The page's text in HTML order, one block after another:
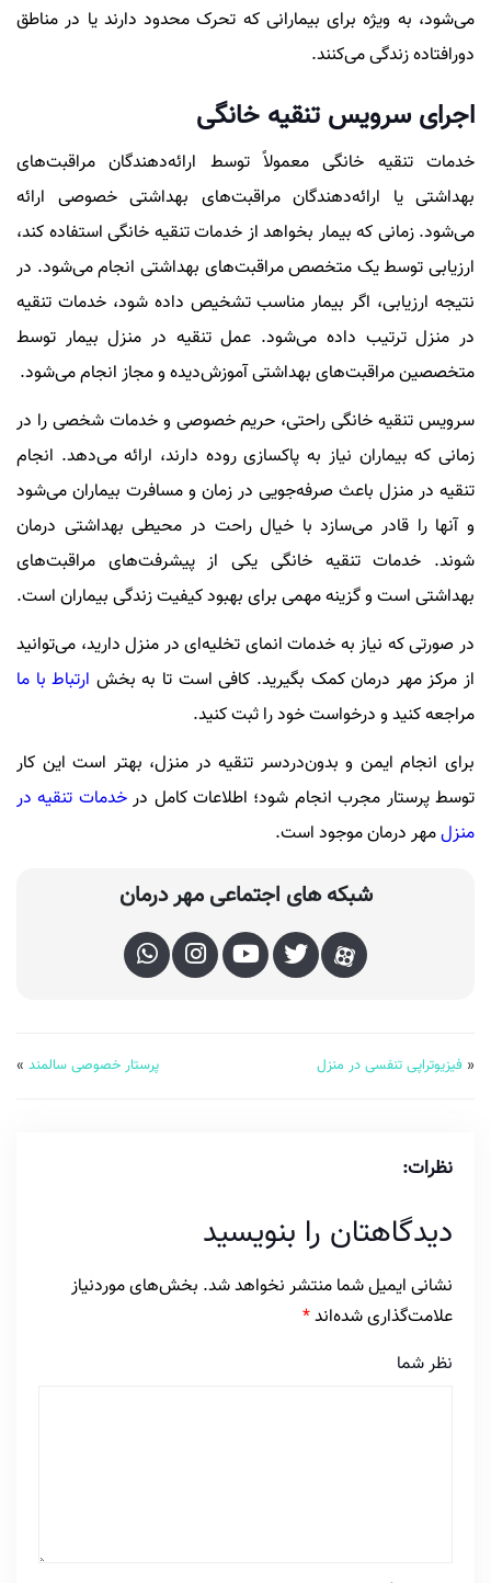
می‌شود، به ویژه برای بیمارانی که تحرک محدود دارند یا در مناطق
دورافتاده زندگی می‌کنند.
اجرای سرویس تنقیه خانگی
خدمات تنقیه خانگی معمولاً توسط ارائه‌دهندگان مراقبت‌های
بهداشتی یا ارائه‌دهندگان مراقبت‌های بهداشتی خصوصی ارائه
می‌شود. زمانی که بیمار بخواهد از خدمات تنقیه خانگی استفاده کند،
ارزیابی توسط یک متخصص مراقبت‌های بهداشتی انجام می‌شود. در
نتیجه ارزیابی، اگر بیمار مناسب تشخیص داده شود، خدمات تنقیه
در منزل ترتیب داده می‌شود. عمل تنقیه در منزل بیمار توسط
متخصصین مراقبت‌های بهداشتی آموزش‌دیده و مجاز انجام می‌شود.
سرویس تنقیه خانگی راحتی، حریم خصوصی و خدمات شخصی را در
زمانی که بیماران نیاز به پاکسازی روده دارند، ارائه می‌دهد. انجام
تنقیه در منزل باعث صرفه‌جویی در زمان و مسافرت بیماران می‌شود
و آنها را قادر می‌سازد با خیال راحت در محیطی بهداشتی درمان
شوند. خدمات تنقیه خانگی یکی از پیشرفت‌های مراقبت‌های
بهداشتی است و گزینه مهمی برای بهبود کیفیت زندگی بیماران است.
در صورتی که نیاز به خدمات انمای تخلیه‌ای در منزل دارید، می‌توانید
از مرکز مهر درمان کمک بگیرید. کافی است تا به بخش ارتباط با ما
مراجعه کنید و درخواست خود را ثبت کنید.
برای انجام ایمن و بدون‌دردسر تنقیه در منزل، بهتر است این کار
توسط پرستار مجرب انجام شود؛ اطلاعات کامل درخدمات تنقیه در
منزلمهر درمان موجود است.
شبکه های اجتماعی مهر درمان
« فیزیوتراپی تنفسی در منزل پرستار خصوصی سالمند »
نظرات:
دیدگاهتان را بنویسید
نشانی ایمیل شما منتشر نخواهد شد. بخش‌های موردنیاز
علامت‌گذاری شده‌اند*
نظر شما